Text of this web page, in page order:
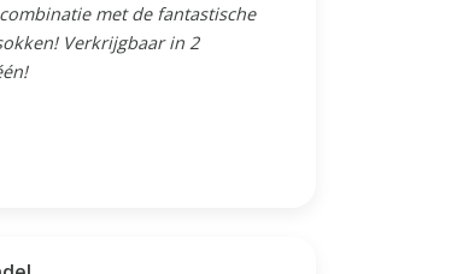
met de fantastische
Verkrijgbaar in 2